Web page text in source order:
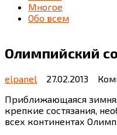
Многое
Обо всем
Олимпийский
elpanel 27.02.2013
Приближающаяся
крепкие состязания,
всех континентах